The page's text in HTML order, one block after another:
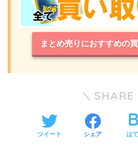
まとめ売りにおすすめの
SHARE
ツイート シェア は